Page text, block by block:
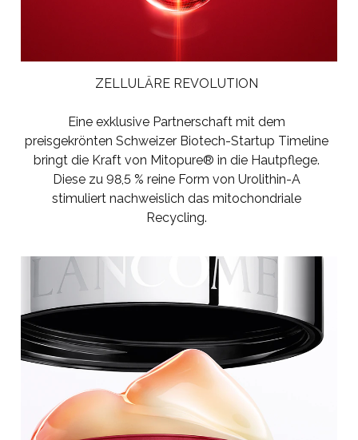
ZELLULÄRE REVOLUTION
Eine exklusive Partnerschaft mit dem
preisgekrönten Schweizer Biotech-Startup Timeline
bringt die Kraft von Mitopure® in die Hautpflege.
Diese zu 98,5 % reine Form von Urolithin-A
stimuliert nachweislich das mitochondriale
Recycling.